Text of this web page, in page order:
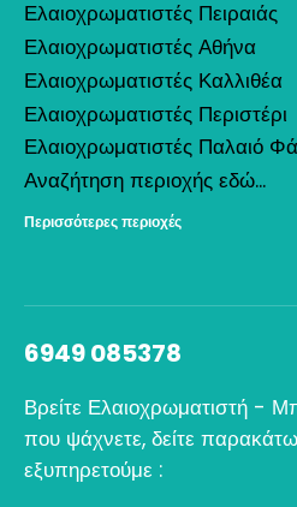
Ελαιοχρωματιστές Πειραιάς
Ελαιοχρωματιστές Αθήνα
Ελαιοχρωματιστές Καλλιθέα
Ελαιοχρωματιστές Περιστέρι
Ελαιοχρωματιστές Παλαιό
Αναζήτηση περιοχής εδώ...
Περισσότερες περιοχές
6949 085378
Βρείτε Ελαιοχρωματιστή -
που ψάχνετε, δείτε
εξυπηρετούμε :